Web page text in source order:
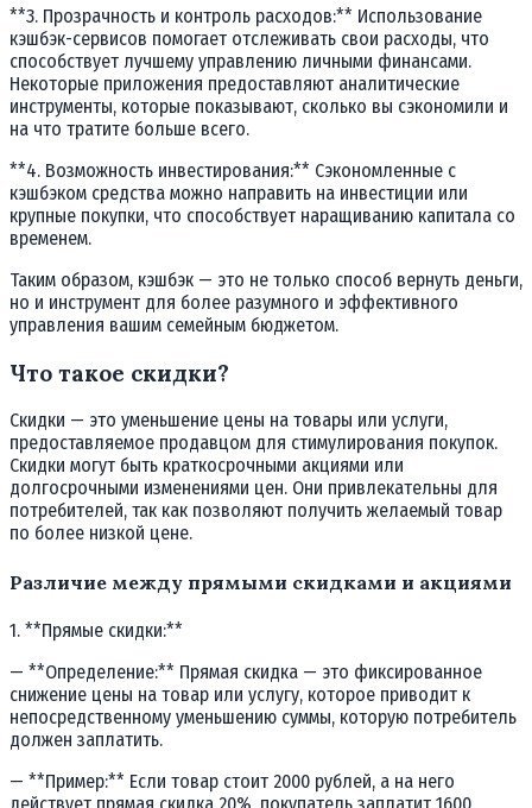
**3. Прозрачность и контроль расходов:** Использование
кэшбэк-сервисов помогает отслеживать свои расходы, что
способствует лучшему управлению личными финансами.
Некоторые приложения предоставляют аналитические
инструменты, которые показывают, сколько вы сэкономили и
на что тратите больше всего.
**4. Возможность инвестирования:** Сэкономленные с
кэшбэком средства можно направить на инвестиции или
крупные покупки, что способствует наращиванию капитала со
временем.
Таким образом, кэшбэк — это не только способ вернуть деньги,
но и инструмент для более разумного и эффективного
управления вашим семейным бюджетом.
Что такое скидки?
Скидки — это уменьшение цены на товары или услуги,
предоставляемое продавцом для стимулирования покупок.
Скидки могут быть краткосрочными акциями или
долгосрочными изменениями цен. Они привлекательны для
потребителей, так как позволяют получить желаемый товар
по более низкой цене.
Различие между прямыми скидками и акциями
1. **Прямые скидки:**
— **Определение:** Прямая скидка — это фиксированное
снижение цены на товар или услугу, которое приводит к
непосредственному уменьшению суммы, которую потребитель
должен заплатить.
— **Пример:** Если товар стоит 2000 рублей, а на него